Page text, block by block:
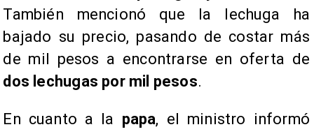
También mencionó que la lechuga ha
bajado su precio, pasando de costar más
de mil pesos a encontrarse en oferta de
dos lechugas por mil pesos.
En cuanto a la papa, el ministro informó